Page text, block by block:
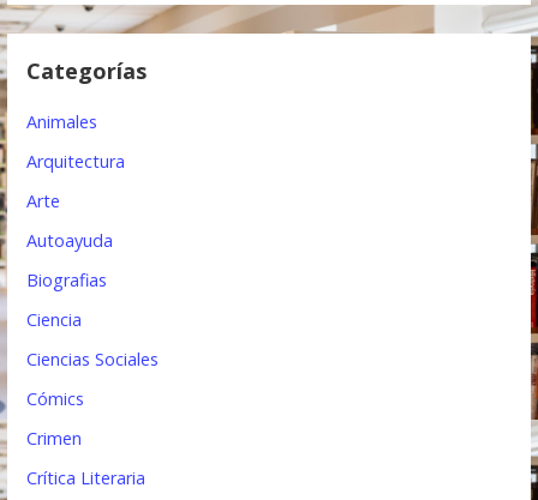
d
n
Categorías
Animales
Arquitectura
Arte
Autoayuda
Biografias
Ciencia
Ciencias Sociales
Cómics
Crimen
Crítica Literaria